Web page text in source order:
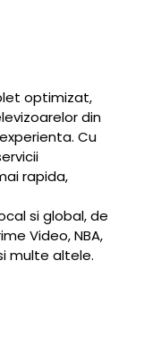
optimizat,
din
Cu
rapida,
si global, de
Video, NBA,
multe altele.